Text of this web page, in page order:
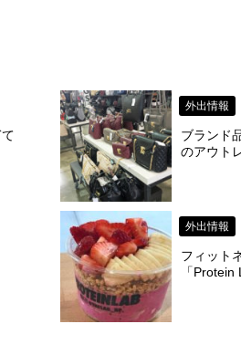
外出情報
ブランド
のアウト
外出情報
フィット
「